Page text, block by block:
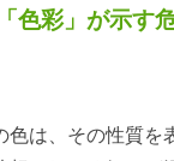
色彩」が示す
色は、その性質を